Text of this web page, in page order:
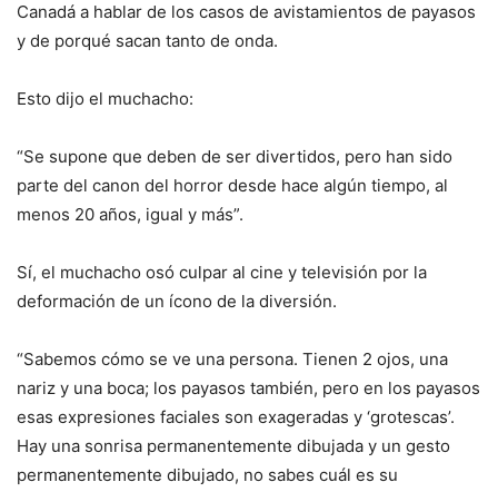
Canadá a hablar de los casos de avistamientos de payasos
y de porqué sacan tanto de onda.
Esto dijo el muchacho:
“Se supone que deben de ser divertidos, pero han sido
parte del canon del horror desde hace algún tiempo, al
menos 20 años, igual y más”.
Sí, el muchacho osó culpar al cine y televisión por la
deformación de un ícono de la diversión.
“Sabemos cómo se ve una persona. Tienen 2 ojos, una
nariz y una boca; los payasos también, pero en los payasos
esas expresiones faciales son exageradas y ‘grotescas’.
Hay una sonrisa permanentemente dibujada y un gesto
permanentemente dibujado, no sabes cuál es su